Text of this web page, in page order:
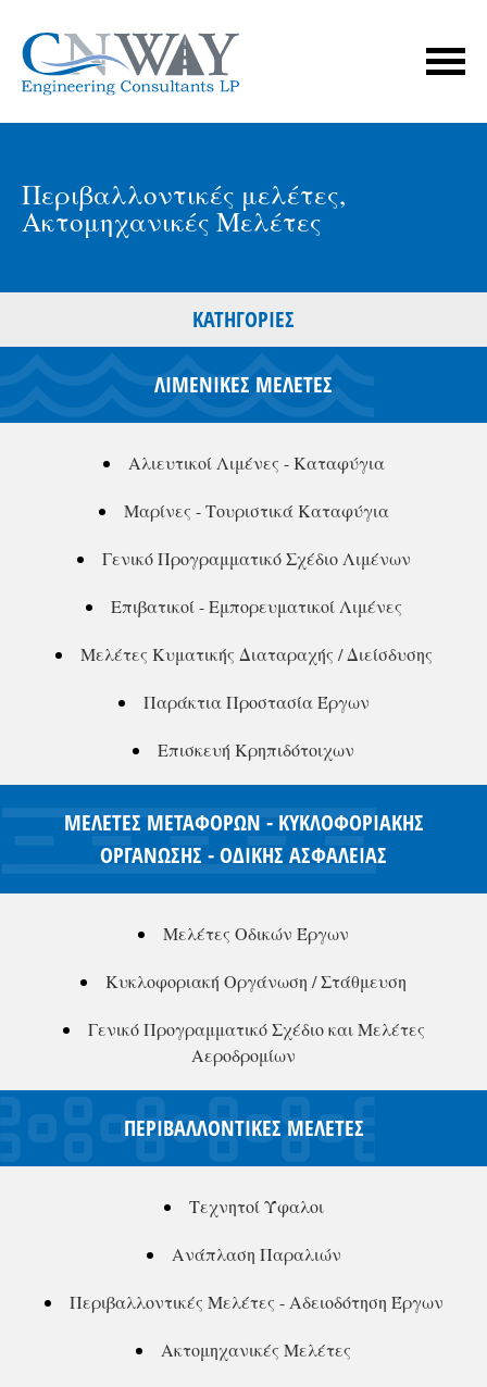
Περιβαλλοντικές μελέτες,
Ακτομηχανικές Μελέτες
ΚΑΤΗΓΟΡΊΕΣ
ΛΙΜΕΝΙΚΕΣ ΜΕΛΕΤΕΣ
Αλιευτικοί Λιμένες - Καταφύγια
Μαρίνες - Τουριστικά Καταφύγια
Γενικό Προγραμματικό Σχέδιο Λιμένων
Επιβατικοί - Εμπορευματικοί Λιμένες
Μελέτες Κυματικής Διαταραχής / Διείσδυσης
Παράκτια Προστασία Έργων
Επισκευή Κρηπιδότοιχων
ΜΕΛΕΤΕΣ ΜΕΤΑΦΟΡΩΝ - ΚΥΚΛΟΦΟΡΙΑΚΗΣ
ΟΡΓΑΝΩΣΗΣ - ΟΔΙΚΗΣ ΑΣΦΑΛΕΙΑΣ
Μελέτες Οδικών Έργων
Κυκλοφοριακή Οργάνωση / Στάθμευση
Γενικό Προγραμματικό Σχέδιο και Μελέτες
Αεροδρομίων
ΠΕΡΙΒΑΛΛΟΝΤΙΚΕΣ ΜΕΛΕΤΕΣ
Τεχνητοί Ύφαλοι
Ανάπλαση Παραλιών
Περιβαλλοντικές Μελέτες - Αδειοδότηση Έργων
Ακτομηχανικές Μελέτες